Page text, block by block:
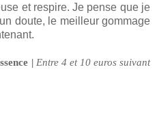
et respire. Je pense que je
doute, le meilleur gommage
| Entre 4 et 10 euros suivant